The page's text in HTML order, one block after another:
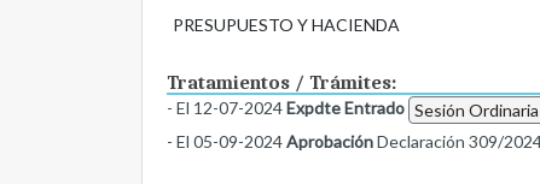
PRESUPUESTO Y HACIENDA
Tratamientos / Trámites:
- El 12-07-2024Expdte Entrado Sesión
- El 05-09-2024AprobaciónDeclaración 309/